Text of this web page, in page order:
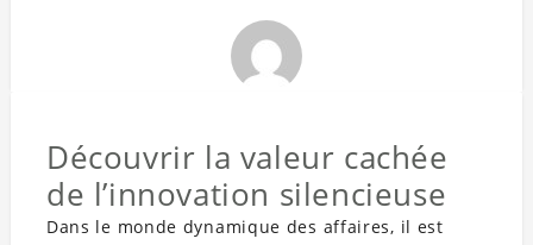
Découvrir la valeur cachée
de l’innovation silencieuse
Dans le monde dynamique des affaires, il est